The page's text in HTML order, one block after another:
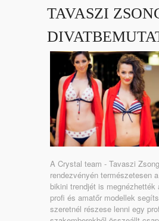
TAVASZI
A Crystal team - Tavaszi
rendezvényén természetesen
bikini trendjét is megnézhették
profi és amatőr modellek
szeretnél részese lenni egy